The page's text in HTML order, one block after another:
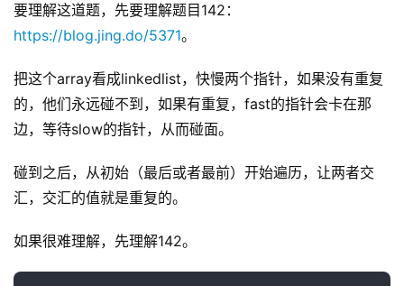
要理解这道题，先要理解题目142：
https://blog.jing.do/5371。
把这个array看成linkedlist，快慢两个指针，如果没有重复
的，他们永远碰不到，如果有重复，fast的指针会卡在那
边，等待slow的指针，从而碰面。
碰到之后，从初始（最后或者最前）开始遍历，让两者交
汇，交汇的值就是重复的。
如果很难理解，先理解142。